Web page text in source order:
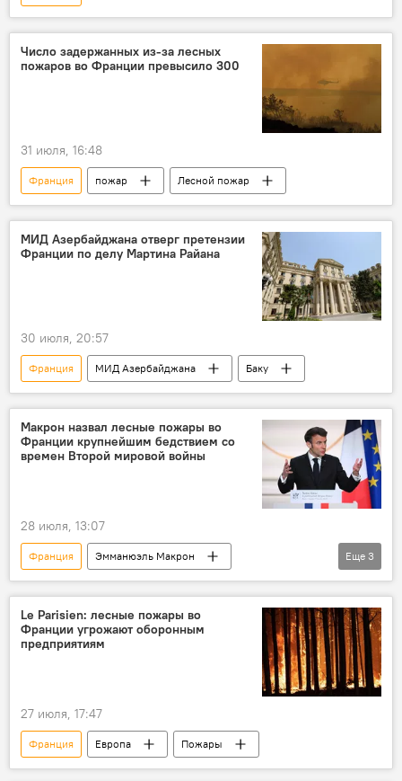
Число задержанных из‑за лесных
пожаров во Франции превысило 300
31 июля, 16:48
Франция пожар Лесной пожар
МИД Азербайджана отверг претензии
Франции по делу Мартина Райана
30 июля, 20:57
Франция МИД Азербайджана Баку
Макрон назвал лесные пожары во
Франции крупнейшим бедствием со
времен Второй мировой войны
28 июля, 13:07
Франция
Эмманюэль Макрон
Лесные пожары
Бедствие Турция
Еще 3
Le Parisien: лесные пожары во
Франции угрожают оборонным
предприятиям
27 июля, 17:47
Франция Европа Пожары